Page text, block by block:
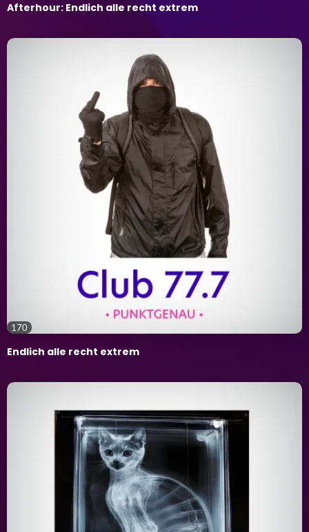
Afterhour: Endlich alle recht extrem
170
Endlich alle recht extrem